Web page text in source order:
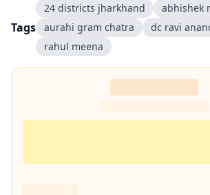
Tags
24 districts jharkhand
abhishek
aurahi gram chatra
dc ravi
rahul meena